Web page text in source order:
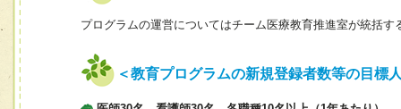
プログラムの運営についてはチーム医療教育推進室が統括す
＜教育プログラムの新規登録者数等の目標